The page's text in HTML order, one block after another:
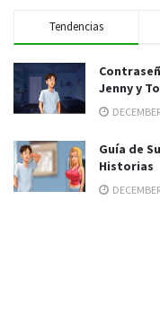
Tendencias
Jenny y
Guía de
Historias